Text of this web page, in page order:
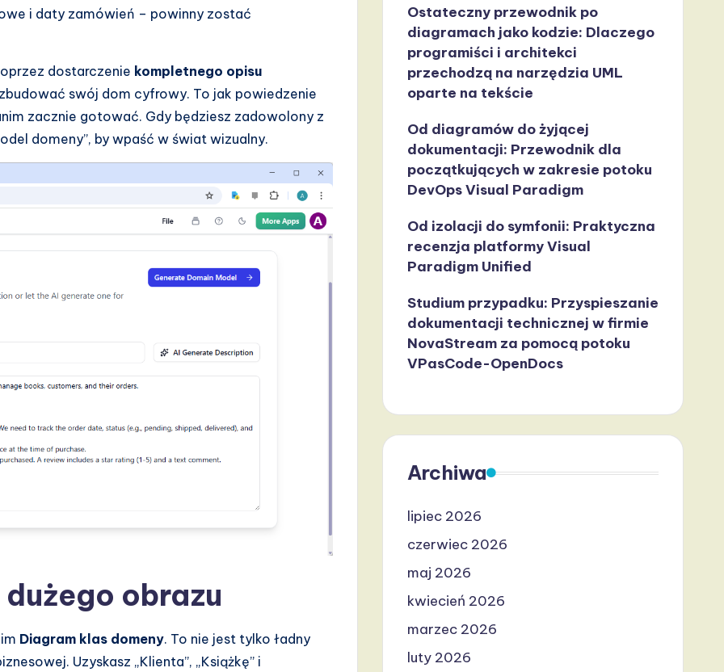
i daty zamówień – powinny zostać
dostarczenie kompletnego opisu
swój dom cyfrowy. To jak powiedzenie
zacznie gotować. Gdy będziesz zadowolony z
domeny”, by wpaść w świat wizualny.
obrazu
Diagram klas domeny. To nie jest tylko ładny
Uzyskasz „Klienta”, „Książkę” i
Ostateczny przewodnik po
diagramach jako kodzie: Dlaczego
programiści i architekci
przechodzą na narzędzia UML
oparte na tekście
Od diagramów do żyjącej
dokumentacji: Przewodnik dla
początkujących w zakresie potoku
DevOps Visual Paradigm
Od izolacji do symfonii: Praktyczna
recenzja platformy Visual
Paradigm Unified
Studium przypadku: Przyspieszanie
dokumentacji technicznej w firmie
NovaStream za pomocą potoku
VPasCode-OpenDocs
Archiwa
lipiec 2026
czerwiec 2026
maj 2026
kwiecień 2026
marzec 2026
luty 2026